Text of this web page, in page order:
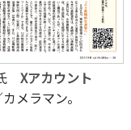
Xアカウント
メラマン。